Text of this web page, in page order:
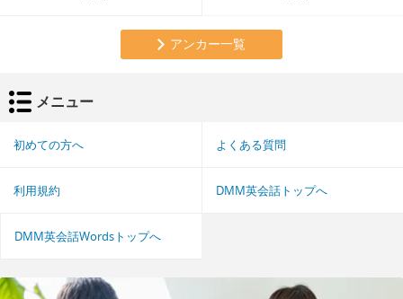
アンカー一覧
メニュー
初めての方へ よくある質問
利用規約 DMM英会話トップへ
DMM英会話Wordsトップへ